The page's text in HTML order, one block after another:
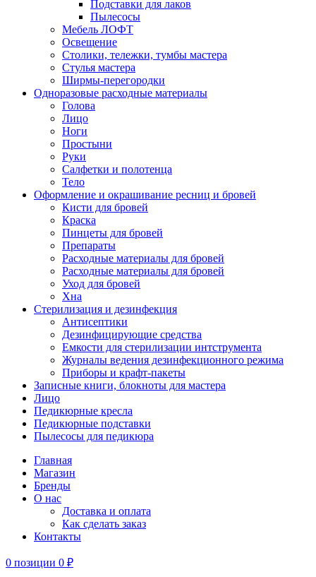
Подставки для лаков
Пылесосы
Мебель ЛОФТ
Освещение
Столики, тележки, тумбы мастера
Стулья мастера
Ширмы-перегородки
Одноразовые расходные материалы
Голова
Лицо
Ноги
Простыни
Руки
Салфетки и полотенца
Тело
Оформление и окрашивание ресниц и бровей
Кисти для бровей
Краска
Пинцеты для бровей
Препараты
Расходные материалы для бровей
Расходные материалы для бровей
Уход для бровей
Хна
Стерилизация и дезинфекция
Антисептики
Дезинфицирующие средства
Емкости для стерилизации интструмента
Журналы ведения дезинфекционного режима
Приборы и крафт-пакеты
Записные книги, блокноты для мастера
Лицо
Педикюрные кресла
Педикюрные подставки
Пылесосы для педикюра
Главная
Магазин
Бренды
О нас
Доставка и оплата
Как сделать заказ
Контакты
0 позиции 0 ₽